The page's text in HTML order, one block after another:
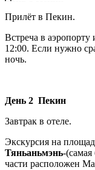
Прилёт в Пекин.
Встреча в аэропорту
12:00. Если нужно
ночь.
День 2 Пекин
Завтрак в отеле.
Экскурсия на
Тяньаньмэнь-
части расположен